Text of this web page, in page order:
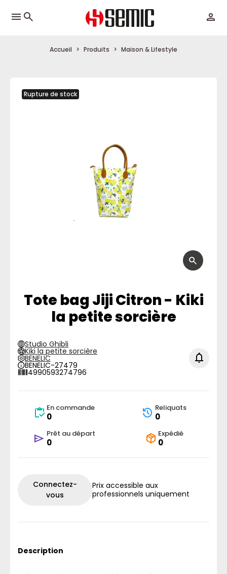
menu
Accueil Produits Maison & Lifestyle
Rupture de stock
Tote bag Jiji Citron - Kiki
la petite sorcière
Studio Ghibli
Kiki la petite sorcière
BENELIC
BENELIC-27479
4990593274796
En commande
0
Reliquats
0
Prêt au départ
0
Expédié
0
Connectez-
vous
Prix accessible aux
professionnels uniquement
Description